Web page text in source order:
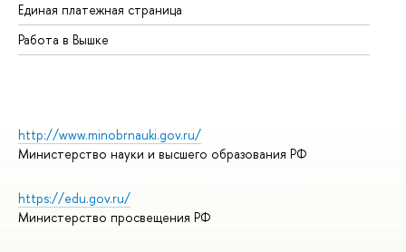
Единая платежная страница
Работа в Вышке
http://www.minobrnauki.gov.ru/
Министерство науки и высшего образования РФ
https://edu.gov.ru/
Министерство просвещения РФ